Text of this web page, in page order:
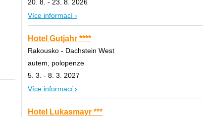
20. 8. - 23. 8. 2026
Více informací ›
Hotel Gutjahr ****
Rakousko - Dachstein West
autem, polopenze
5. 3. - 8. 3. 2027
Více informací ›
Hotel Lukasmayr ***